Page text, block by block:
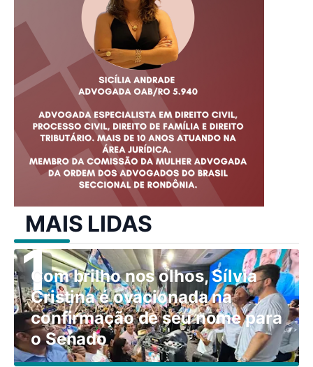
MAIS LIDAS
Com brilho nos olhos, Sílvia
Cristina é ovacionada na
confirmação de seu nome para
o Senado